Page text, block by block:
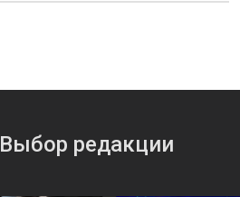
Выбор редакции